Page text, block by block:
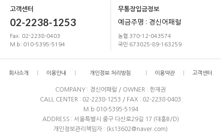
고객센터
02-2238-1253
Fax: 02-2238-0403
M.b: 010-5395-5194
무통장입금정보
예금주명 : 경신어패럴
농협 370-12-043574
국민 673025-89-163259
회사소개 이용안내 개인정보 처리방침 이용약관 고객센터
COMPANY : 경신어패럴 / OWNER : 한재권
CALL CENTER : 02-2238-1253 / FAX : 02-2238-0403
M.b 010-5395-5194
ADDRESS : 서울특별시 중구 다산로29길 17 (대흥B/D)
개인정보관리책임자 : (ks13602@naver.com)